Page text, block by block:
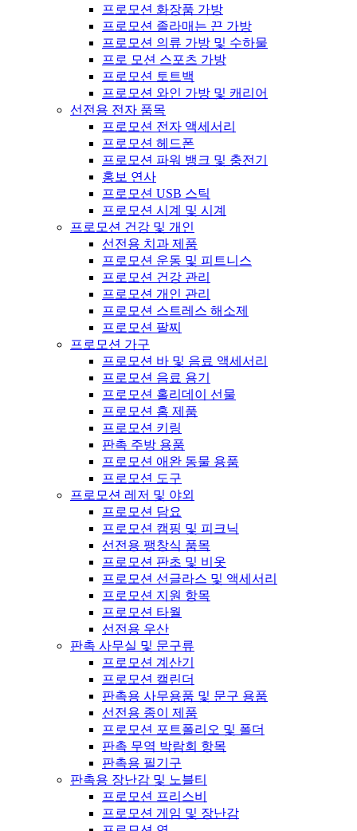
프로모션 화장품 가방
프로모션 졸라매는 끈 가방
프로모션 의류 가방 및 수하물
프로 모션 스포츠 가방
프로모션 토트백
프로모션 와인 가방 및 캐리어
선전용 전자 품목
프로모션 전자 액세서리
프로모션 헤드폰
프로모션 파워 뱅크 및 충전기
홍보 연사
프로모션 USB 스틱
프로모션 시계 및 시계
프로모션 건강 및 개인
선전용 치과 제품
프로모션 운동 및 피트니스
프로모션 건강 관리
프로모션 개인 관리
프로모션 스트레스 해소제
프로모션 팔찌
프로모션 가구
프로모션 바 및 음료 액세서리
프로모션 음료 용기
프로모션 홀리데이 선물
프로모션 홈 제품
프로모션 키링
판촉 주방 용품
프로모션 애완 동물 용품
프로모션 도구
프로모션 레저 및 야외
프로모션 담요
프로모션 캠핑 및 피크닉
선전용 팽창식 품목
프로모션 판초 및 비옷
프로모션 선글라스 및 액세서리
프로모션 지원 항목
프로모션 타월
선전용 우산
판촉 사무실 및 문구류
프로모션 계산기
프로모션 캘린더
판촉용 사무용품 및 문구 용품
선전용 종이 제품
프로모션 포트폴리오 및 폴더
판촉 무역 박람회 항목
판촉용 필기구
판촉용 장난감 및 노블티
프로모션 프리스비
프로모션 게임 및 장난감